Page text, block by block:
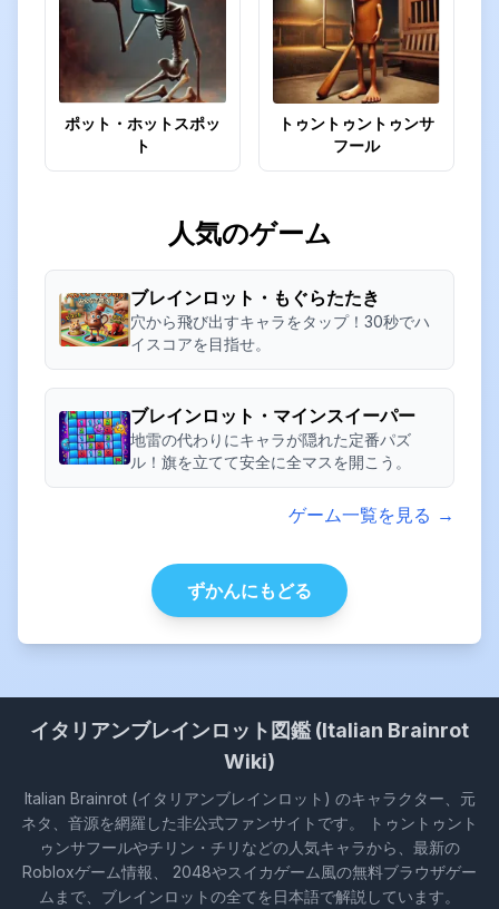
ポット・ホットスポッ
ト
トゥントゥントゥンサ
フール
人気のゲーム
ブレインロット・もぐらたたき
穴から飛び出すキャラをタップ！30秒でハ
イスコアを目指せ。
ブレインロット・マインスイーパー
地雷の代わりにキャラが隠れた定番パズ
ル！旗を立てて安全に全マスを開こう。
ゲーム一覧を見る →
ずかんにもどる
イタリアンブレインロット図鑑 (Italian Brainrot
Wiki)
Italian Brainrot (イタリアンブレインロット) のキャラクター、元
ネタ、音源を網羅した非公式ファンサイトです。 トゥントゥント
ゥンサフールやチリン・チリなどの人気キャラから、最新の
Robloxゲーム情報、 2048やスイカゲーム風の無料ブラウザゲー
ムまで、ブレインロットの全てを日本語で解説しています。